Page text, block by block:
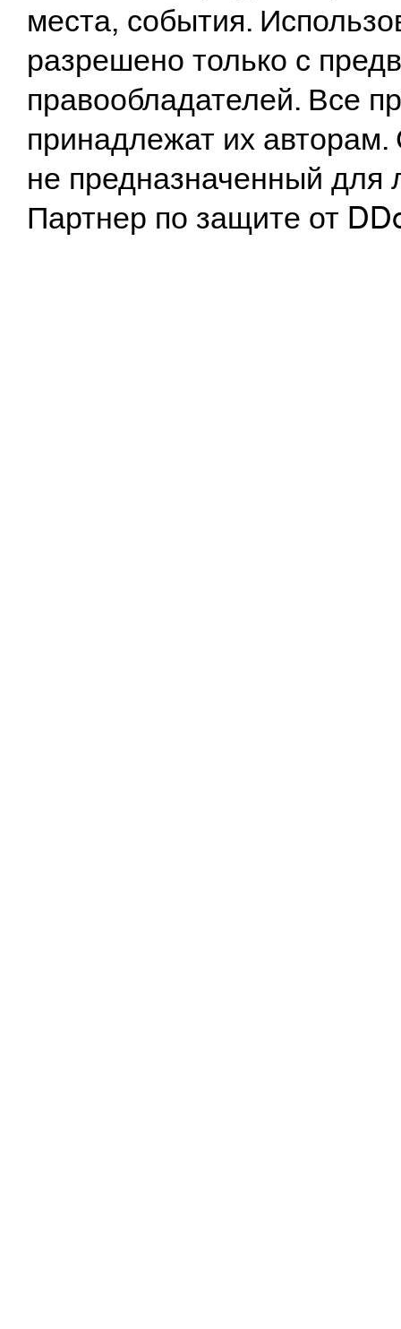
места, события.
разрешено только с
правообладателей. Все
принадлежат их
не предназначенный
Партнер по защите от